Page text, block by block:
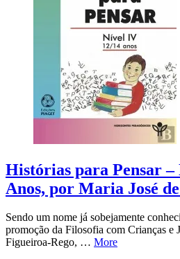
Histórias para Pensar
Anos, por Maria José
Sendo um nome já sobejamente
promoção da Filosofia com Crianças e
Figueiroa-Rego, … More